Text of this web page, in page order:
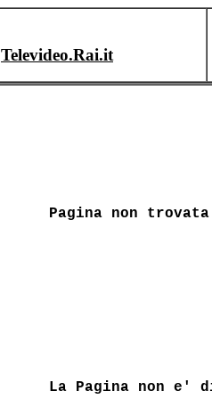
Televideo.Rai.it
Pagina non trovata
La Pagina non e'